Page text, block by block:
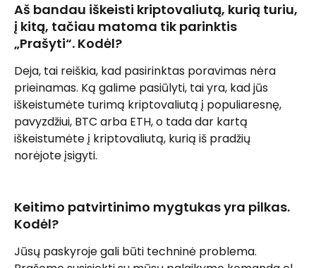
Aš bandau iškeisti kriptovaliutą, kurią turiu,
į kitą, tačiau matoma tik parinktis
„Prašyti“. Kodėl?
Deja, tai reiškia, kad pasirinktas poravimas nėra
prieinamas. Ką galime pasiūlyti, tai yra, kad jūs
iškeistumėte turimą kriptovaliutą į populiaresnę,
pavyzdžiui, BTC arba ETH, o tada dar kartą
iškeistumėte į kriptovaliutą, kurią iš pradžių
norėjote įsigyti.
Keitimo patvirtinimo mygtukas yra pilkas.
Kodėl?
Jūsų paskyroje gali būti techninė problema.